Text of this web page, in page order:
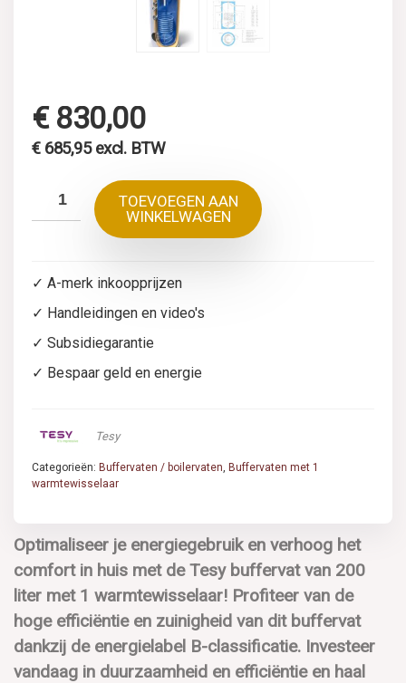
€830,00
€685,95 excl. BTW
TOEVOEGEN AAN
WINKELWAGEN
✓ A-merk inkoopprijzen
✓ Handleidingen en video's
✓ Subsidiegarantie
✓ Bespaar geld en energie
Tesy
Categorieën: Buffervaten / boilervaten, Buffervaten met 1
warmtewisselaar
Optimaliseer je energiegebruik en verhoog het
comfort in huis met de Tesy buffervat van 200
liter met 1 warmtewisselaar! Profiteer van de
hoge efficiëntie en zuinigheid van dit buffervat
dankzij de energielabel B-classificatie. Investeer
vandaag in duurzaamheid en efficiëntie en haal